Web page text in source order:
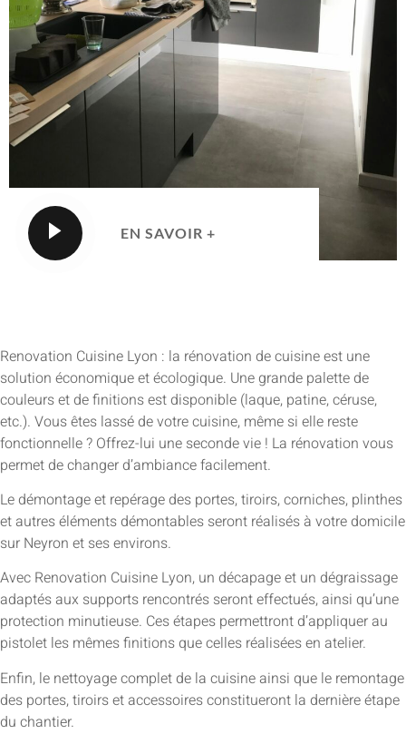
EN SAVOIR +
Renovation Cuisine Lyon : la rénovation de cuisine est une
solution économique et écologique. Une grande palette de
couleurs et de finitions est disponible (laque, patine, céruse,
etc.). Vous êtes lassé de votre cuisine, même si elle reste
fonctionnelle ? Offrez-lui une seconde vie ! La rénovation vous
permet de changer d’ambiance facilement.
Le démontage et repérage des portes, tiroirs, corniches, plinthes
et autres éléments démontables seront réalisés à votre domicile
sur Neyron et ses environs.
Avec Renovation Cuisine Lyon, un décapage et un dégraissage
adaptés aux supports rencontrés seront effectués, ainsi qu’une
protection minutieuse. Ces étapes permettront d’appliquer au
pistolet les mêmes finitions que celles réalisées en atelier.
Enfin, le nettoyage complet de la cuisine ainsi que le remontage
des portes, tiroirs et accessoires constitueront la dernière étape
du chantier.